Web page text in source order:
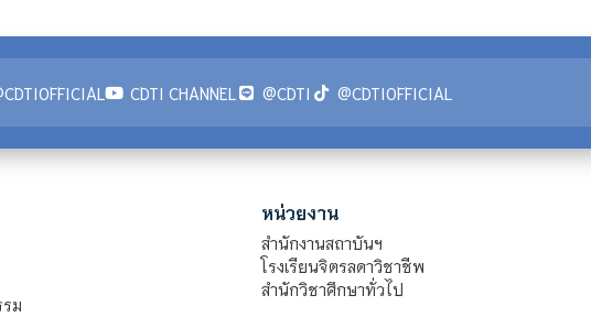
CDTI CHANNEL @CDTI @CDTIOFFICIAL
ม
หน่วยงาน
สำนักงานสถาบันฯ
โรงเรียนจิตรลดาวิชาชีพ
สำนักวิชาศึกษาทั่วไป